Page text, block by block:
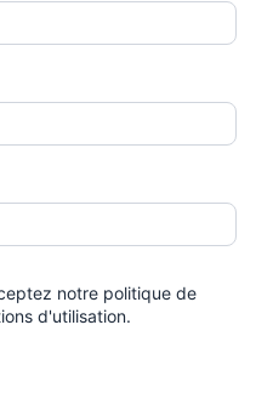
notre politique de
d'utilisation.